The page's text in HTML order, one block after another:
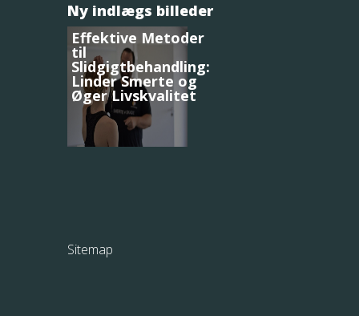
Ny indlægs billeder
Effektive Metoder
til
Slidgigtbehandling:
Linder Smerte og
Øger Livskvalitet
Sitemap